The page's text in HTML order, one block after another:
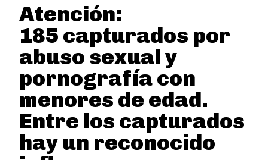
Atención:
185 capturados por
abuso sexual y
pornografía con
menores de edad.
Entre los capturados
hay un reconocido